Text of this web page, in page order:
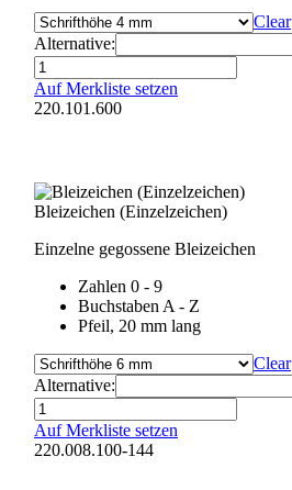
Clear
Alternative:
Aufbelichtungsschablone
(Pfeil)
Menge
Auf Merkliste setzen
220.101.600
Bleizeichen (Einzelzeichen)
Einzelne gegossene Bleizeichen
Zahlen 0 - 9
Buchstaben A - Z
Pfeil, 20 mm lang
Clear
Alternative:
Bleizeichen
(Einzelzeichen)
Menge
Auf Merkliste setzen
220.008.100-144